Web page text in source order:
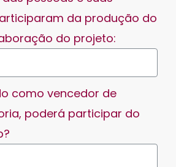
da produção do
do projeto:
como vencedor de
poderá participar do